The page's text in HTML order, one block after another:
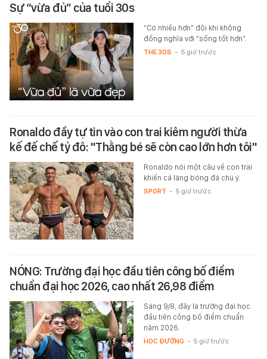
Sự “vừa đủ” của tuổi 30s
“Có nhiều hơn” đôi khi không
đồng nghĩa với “sống tốt hơn”.
THE 30S - 5 giờ trước
Ronaldo đầy tự tin vào con trai kiêm người thừa
kế đế chế tỷ đô: "Thằng bé sẽ còn cao lớn hơn tôi"
Ronaldo nói một câu về con trai
khiến cả làng bóng đá chú ý.
SPORT - 5 giờ trước
NÓNG: Trường đại học đầu tiên công bố điểm
chuẩn đại học 2026, cao nhất 26,98 điểm
Sáng 9/8, đây là trường đại học
đầu tiên công bố điểm chuẩn
năm 2026.
HỌC ĐƯỜNG - 5 giờ trước